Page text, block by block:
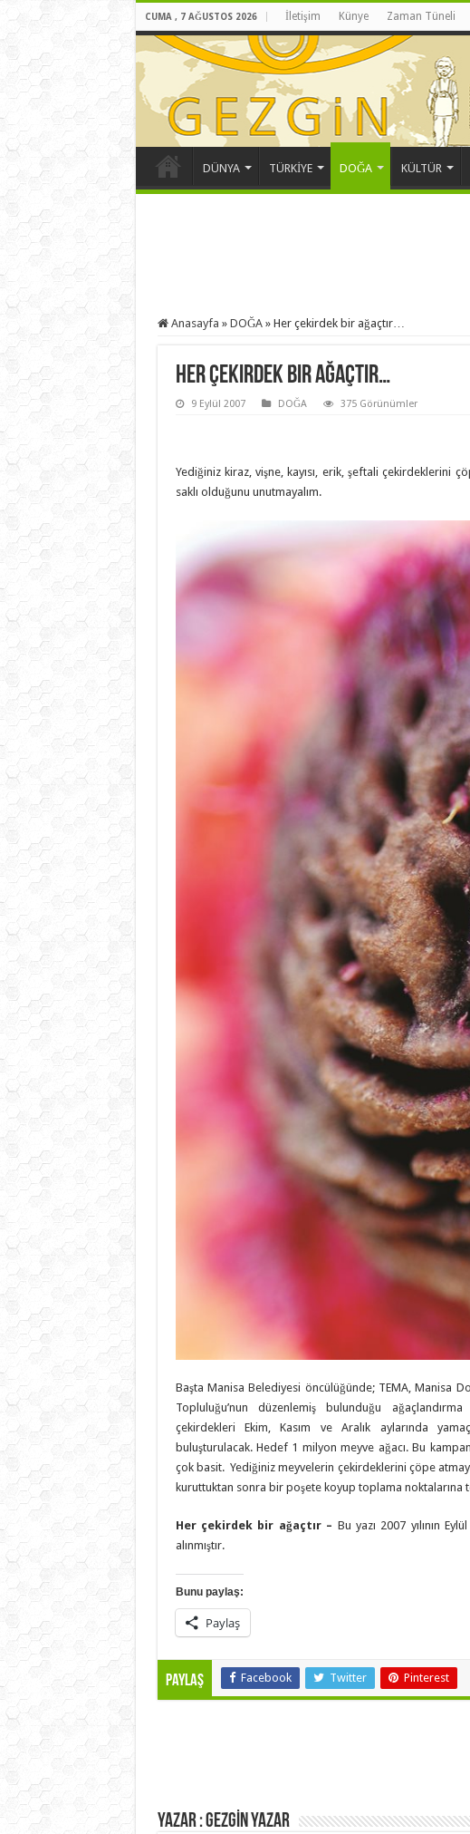
CUMA , 7 AĞUSTOS 2026 İletişim Künye Zaman Tüneli
DÜNYA TÜRKİYE DOĞA KÜLTÜR
Anasayfa » DOĞA » Her çekirdek bir ağaçtır…
Her çekirdek bir ağaçtır…
9 Eylül 2007 DOĞA 375 Görünümler
Yediğiniz kiraz, vişne, kayısı, erik, şeftali çekirdeklerini
saklı olduğunu unutmayalım.
Başta Manisa Belediyesi öncülüğünde; TEMA, Manisa
Topluluğu’nun düzenlemiş bulunduğu
çekirdekleri Ekim, Kasım ve Aralık aylarında
buluşturulacak. Hedef 1 milyon meyve ağacı. Bu
çok basit. Yediğiniz meyvelerin çekirdeklerini çöpe
kuruttuktan sonra bir poşete koyup toplama noktalarına
Her çekirdek bir ağaçtır – Bu yazı 2007 yılının
alınmıştır.
Bunu paylaş:
Paylaş
Paylaş Facebook Twitter Pinterest
Yazar : GEZGİN YAZAR